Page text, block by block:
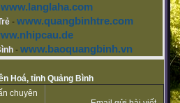
www.langlaha.com
- www.quangbinhtre.com
- www.baoquangbinh.vn
Hoá, tỉnh Quảng Bình
chuyên